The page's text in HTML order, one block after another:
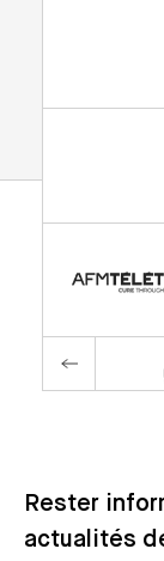
Rester
actualités